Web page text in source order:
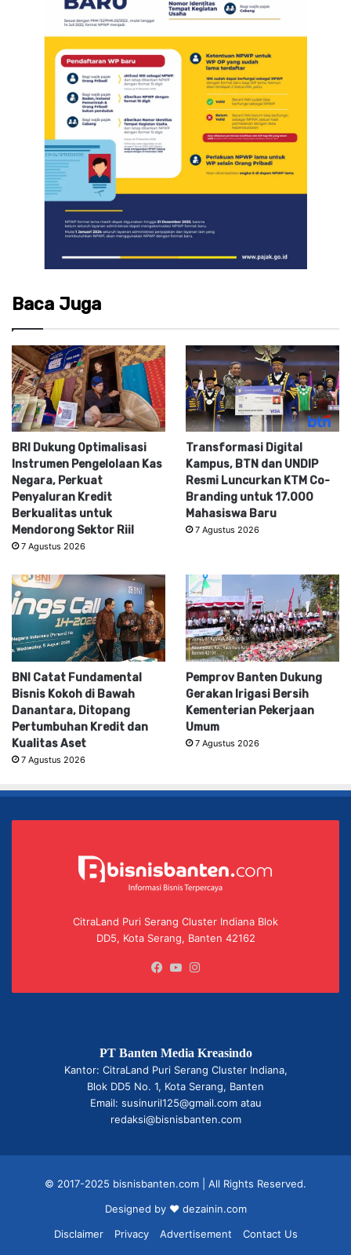
Baca Juga
BRI Dukung Optimalisasi
Instrumen Pengelolaan Kas
Negara, Perkuat
Penyaluran Kredit
Berkualitas untuk
Mendorong Sektor Riil
7 Agustus 2026
Transformasi Digital
Kampus, BTN dan UNDIP
Resmi Luncurkan KTM Co-
Branding untuk 17.000
Mahasiswa Baru
7 Agustus 2026
BNI Catat Fundamental
Bisnis Kokoh di Bawah
Danantara, Ditopang
Pertumbuhan Kredit dan
Kualitas Aset
7 Agustus 2026
Pemprov Banten Dukung
Gerakan Irigasi Bersih
Kementerian Pekerjaan
Umum
7 Agustus 2026
CitraLand Puri Serang Cluster Indiana Blok
DD5, Kota Serang, Banten 42162
Facebook
YouTube
PT Banten Media Kreasindo
Kantor: CitraLand Puri Serang Cluster Indiana,
Blok DD5 No. 1, Kota Serang, Banten
Email: susinuril125@gmail.com atau
redaksi@bisnisbanten.com
© 2017-2025 bisnisbanten.com | All Rights Reserved.
Designed by ❤ dezainin.com
Disclaimer
Privacy Advertisement Contact Us